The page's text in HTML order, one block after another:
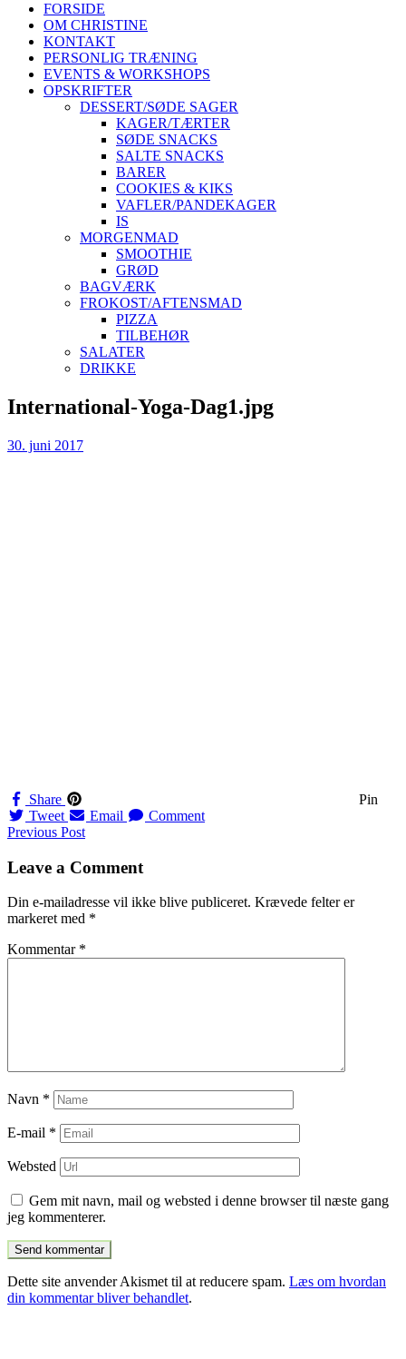
FORSIDE
OM CHRISTINE
KONTAKT
PERSONLIG TRÆNING
EVENTS & WORKSHOPS
OPSKRIFTER
DESSERT/SØDE SAGER
KAGER/TÆRTER
SØDE SNACKS
SALTE SNACKS
BARER
COOKIES & KIKS
VAFLER/PANDEKAGER
IS
MORGENMAD
SMOOTHIE
GRØD
BAGVÆRK
FROKOST/AFTENSMAD
PIZZA
TILBEHØR
SALATER
DRIKKE
Skip
to
International-Yoga-Dag1.jpg
30. juni 2017
Share
Pin
Tweet
Email Comment
Navigation
til
Previous Post
Leave a Comment
Din e-mailadresse vil ikke blive publiceret. Krævede felter er
markeret med *
Kommentar *
Navn *
E-mail *
Websted
Gem mit navn, mail og websted i denne browser til næste gang
jeg kommenterer.
Dette site anvender Akismet til at reducere spam. Læs om hvordan
din kommentar bliver behandlet.